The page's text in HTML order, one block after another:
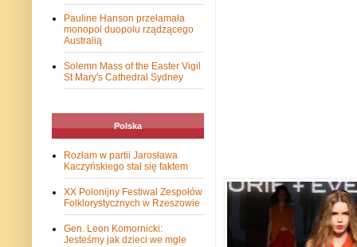
Pauline Hanson przełamała
monopol duopolu rządzącego
Australią
Solemn Mass of the Easter Vigil
St Mary's Cathedral Sydney
Polska
Rozłam w partii Jarosława
Kaczyńskiego stał się faktem
XX Polonijny Festiwal Zespołów
Folklorystycznych w Rzeszowie
Gen. Leon Komornicki:
Jesteśmy jak dzieci we mgle